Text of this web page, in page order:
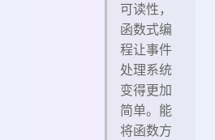
可读性，
函数式编
程让事件
处理系统
变得更加
简单。能
将函数方